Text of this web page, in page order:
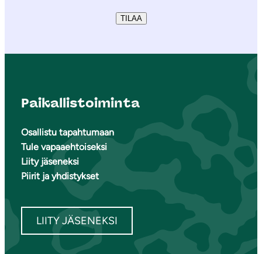
TILAA
Paikallistoiminta
Osallistu tapahtumaan
Tule vapaaehtoiseksi
Liity jäseneksi
Piirit ja yhdistykset
LIITY JÄSENEKSI